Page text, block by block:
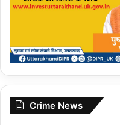
Crime News